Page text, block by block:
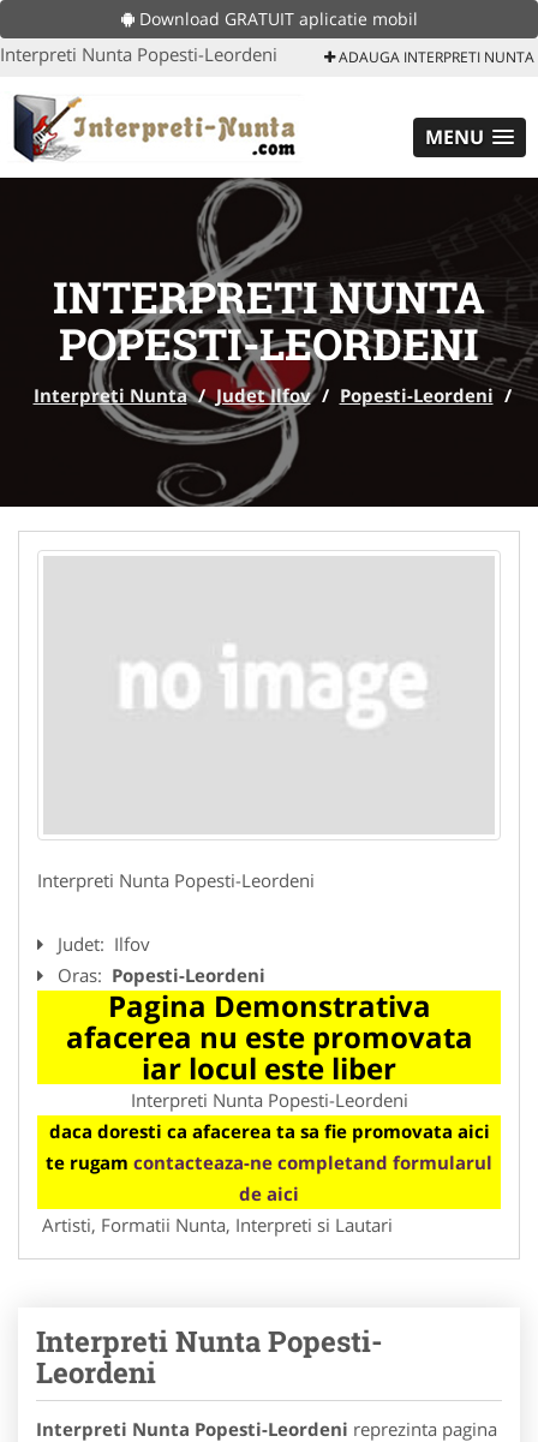
Download GRATUIT aplicatie mobil
Interpreti Nunta Popesti-Leordeni ADAUGA INTERPRETI NUNTA
MENU
INTERPRETI NUNTA
POPESTI-LEORDENI
Interpreti Nunta / Judet Ilfov / Popesti-Leordeni /
Interpreti Nunta Popesti-Leordeni
Judet: Ilfov
Oras: Popesti-Leordeni
Pagina Demonstrativa
afacerea nu este promovata
iar locul este liber
Interpreti Nunta Popesti-Leordeni
daca doresti ca afacerea ta sa fie promovata aici
te rugam contacteaza-ne completand formularul
de aici
Artisti, Formatii Nunta, Interpreti si Lautari
Interpreti Nunta Popesti-
Leordeni
Interpreti Nunta Popesti-Leordeni reprezinta pagina